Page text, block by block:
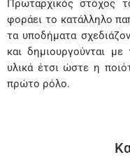
Πρωταρχικός στόχος
φοράει το κατάλληλο
τα υποδήματα
και δημιουργούνται
υλικά έτσι ώστε η
πρώτο ρόλο.